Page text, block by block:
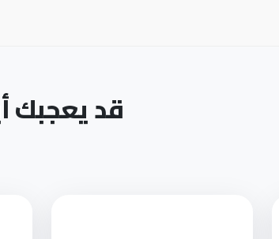
قد يعجبك